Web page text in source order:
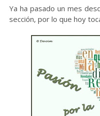
Ya ha pasado un mes
sección, por lo que hoy